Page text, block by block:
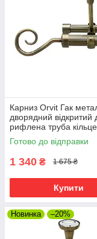
Карниз Orvit Гак
дворядний відкритий
рифлена труба кільце
металеве Антик
см (00-00018847)
Готово до відправки
1 340 ₴ 1 675 ₴
Купити
Новинка –20%